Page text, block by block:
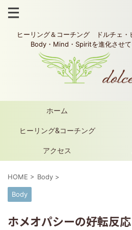
ヒーリング＆コーチング ドルチェ
Body・Mind・Spiritを進化させて
ホーム
ヒーリング&コーチング
アクセス
HOME > Body >
Body
ホメオパシーの好転反